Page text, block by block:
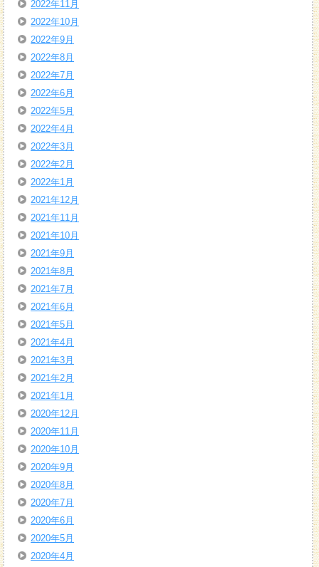
2022年11月
2022年10月
2022年9月
2022年8月
2022年7月
2022年6月
2022年5月
2022年4月
2022年3月
2022年2月
2022年1月
2021年12月
2021年11月
2021年10月
2021年9月
2021年8月
2021年7月
2021年6月
2021年5月
2021年4月
2021年3月
2021年2月
2021年1月
2020年12月
2020年11月
2020年10月
2020年9月
2020年8月
2020年7月
2020年6月
2020年5月
2020年4月